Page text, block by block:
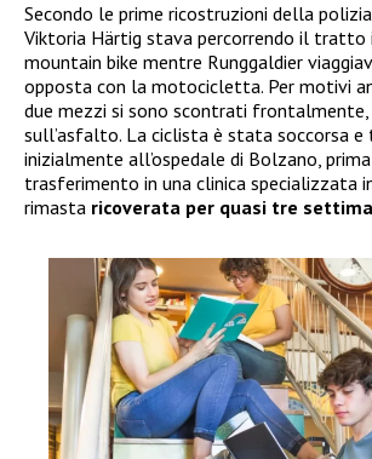
Secondo le prime ricostruzioni della
Viktoria Härtig stava percorrendo il tratto
mountain bike mentre Runggaldier
opposta con la motocicletta. Per motivi
due mezzi si sono scontrati
sull’asfalto. La ciclista è stata soccorsa
inizialmente all’ospedale di Bolzano,
trasferimento in una clinica specializzata
rimasta ricoverata per quasi tre